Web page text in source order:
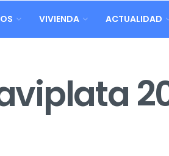
VIVIENDA ACTUALIDAD